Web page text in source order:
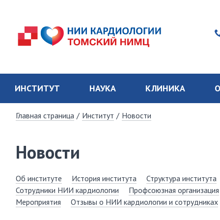
ИНСТИТУТ НАУКА КЛИНИКА
Главная страница / Институт / Новости
Новости
Об институте История института Структура института
Сотрудники НИИ кардиологии
Профсоюзная организация
Мероприятия
Отзывы о НИИ кардиологии и сотрудниках